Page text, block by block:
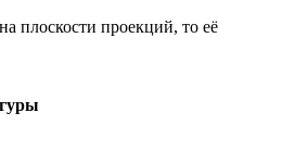
плоскости проекций, то её